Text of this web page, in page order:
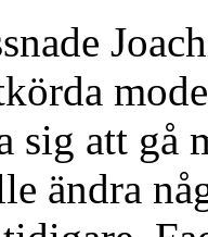
sig att gå
ändra